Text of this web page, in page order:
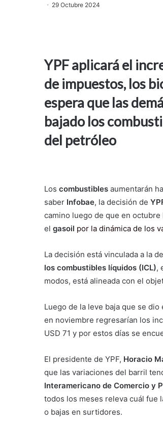
29 Octubre 2024
YPF aplicará el
de impuestos, los
espera que las
bajado los
del petróleo
Los combustibles aumentarán
saber Infobae, la decisión de
camino luego de que en
el gasoil por la dinámica de los
La decisión está vinculada a la
los combustibles líquidos (ICL),
modos, está alineada con el
Luego de la leve baja que se
en noviembre regresarían los
USD 71 y por estos días se
El presidente de YPF, Horacio
que las variaciones del barril
Interamericano de Comercio y
todos los meses releva cuál fue
o bajas en surtidores.